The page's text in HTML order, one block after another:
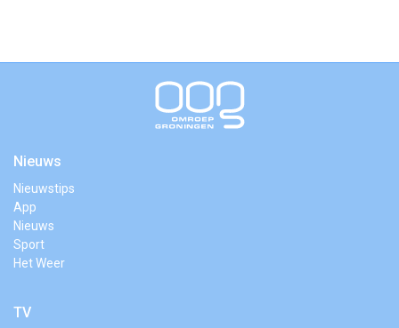
Nieuws
Nieuwstips
App
Nieuws
Sport
Het Weer
TV